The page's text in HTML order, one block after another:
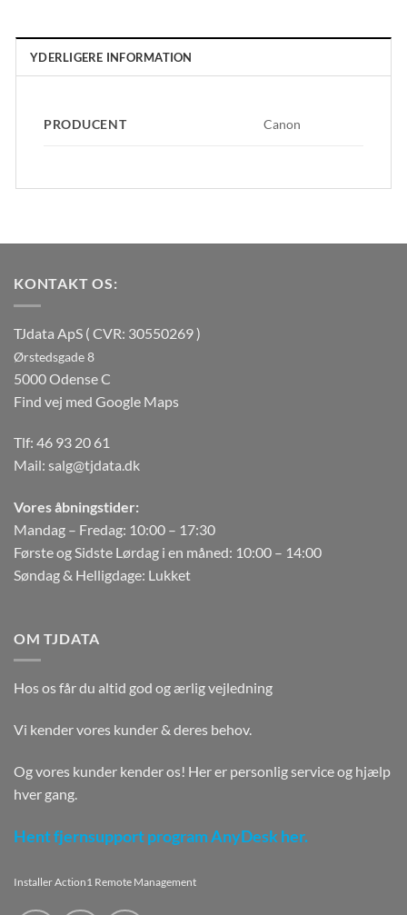
YDERLIGERE INFORMATION
PRODUCENT Canon
KONTAKT OS:
TJdata ApS ( CVR: 30550269 )
Ørstedsgade 8
5000 Odense C
Find vej med Google Maps
Tlf: 46 93 20 61
Mail: salg@tjdata.dk
Vores åbningstider:
Mandag – Fredag: 10:00 – 17:30
Første og Sidste Lørdag i en måned: 10:00 – 14:00
Søndag & Helligdage: Lukket
OM TJDATA
Hos os får du altid god og ærlig vejledning
Vi kender vores kunder & deres behov.
Og vores kunder kender os! Her er personlig service og hjælp
hver gang.
Hent fjernsupport program AnyDesk her.
Installer Action1 Remote Management